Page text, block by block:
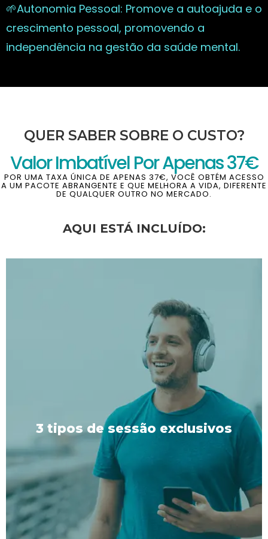
🌱Autonomia Pessoal: Promove a autoajuda e o
crescimento pessoal, promovendo a
independência na gestão da saúde mental.
QUER SABER SOBRE O CUSTO?
Valor Imbatível Por Apenas 37€
POR UMA TAXA ÚNICA DE APENAS 37€, VOCÊ OBTÉM ACESSO
A UM PACOTE ABRANGENTE E QUE MELHORA A VIDA, DIFERENTE
DE QUALQUER OUTRO NO MERCADO.
AQUI ESTÁ INCLUÍDO:
3 tipos de sessão exclusivos